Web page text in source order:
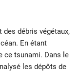
des débris végétaux,
En étant
ce tsunami. Dans le
les dépôts de